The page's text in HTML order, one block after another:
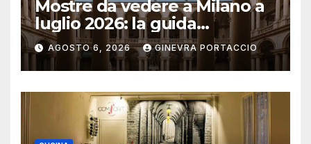
Mostre da vedere a Milano a
luglio 2026: la guida
aggiornata
AGOSTO 6, 2026 GINEVRA PORTACCIO